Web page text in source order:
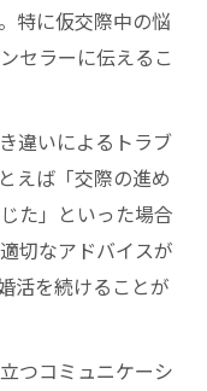
特に仮交際中の悩
セラーに伝えるこ
違いによるトラブ
えば「交際の進め
た」といった場合
切なアドバイスが
活を続けることが
つコミュニケーシ